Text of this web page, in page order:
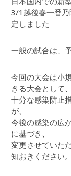
3/1越後春一番
定しました
一般の試合は、
今回の大会は小
きる大会として、
十分な感染防止
が、
今後の感染の広
に基づき、
変更させていた
知おきください。